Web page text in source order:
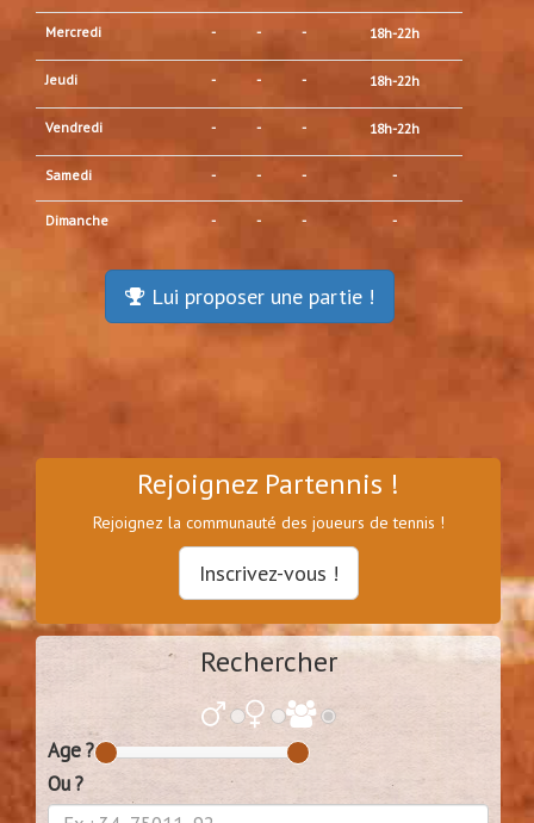
Mercredi - - - 18h-22h
Jeudi - - - 18h-22h
Vendredi - - - 18h-22h
Samedi - - - -
Dimanche - - - -
Lui proposer une partie !
Rejoignez Partennis !
Rejoignez la communauté des joueurs de tennis !
Inscrivez-vous !
Rechercher
Age ?
Ou ?